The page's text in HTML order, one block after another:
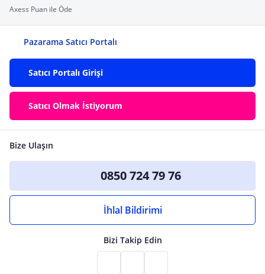
Axess Puan ile Öde
Pazarama Satıcı Portalı
Satıcı Portalı Girişi
Satıcı Olmak İstiyorum
Bize Ulaşın
0850 724 79 76
İhlal Bildirimi
Bizi Takip Edin